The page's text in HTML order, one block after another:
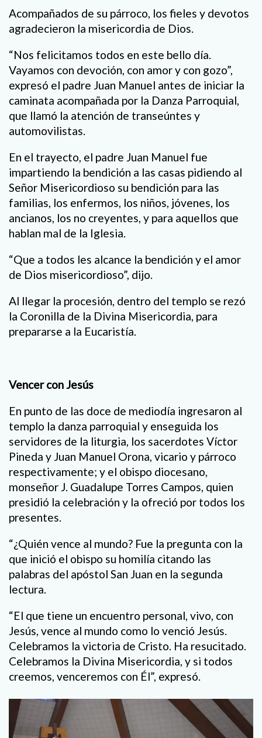
Acompañados de su párroco, los fieles y devotos
agradecieron la misericordia de Dios.
“Nos felicitamos todos en este bello día.
Vayamos con devoción, con amor y con gozo”,
expresó el padre Juan Manuel antes de iniciar la
caminata acompañada por la Danza Parroquial,
que llamó la atención de transeúntes y
automovilistas.
En el trayecto, el padre Juan Manuel fue
impartiendo la bendición a las casas pidiendo al
Señor Misericordioso su bendición para las
familias, los enfermos, los niños, jóvenes, los
ancianos, los no creyentes, y para aquellos que
hablan mal de la Iglesia.
“Que a todos les alcance la bendición y el amor
de Dios misericordioso”, dijo.
Al llegar la procesión, dentro del templo se rezó
la Coronilla de la Divina Misericordia, para
prepararse a la Eucaristía.
Vencer con Jesús
En punto de las doce de mediodía ingresaron al
templo la danza parroquial y enseguida los
servidores de la liturgia, los sacerdotes Víctor
Pineda y Juan Manuel Orona, vicario y párroco
respectivamente; y el obispo diocesano,
monseñor J. Guadalupe Torres Campos, quien
presidió la celebración y la ofreció por todos los
presentes.
“¿Quién vence al mundo? Fue la pregunta con la
que inició el obispo su homilía citando las
palabras del apóstol San Juan en la segunda
lectura.
“El que tiene un encuentro personal, vivo, con
Jesús, vence al mundo como lo venció Jesús.
Celebramos la victoria de Cristo. Ha resucitado.
Celebramos la Divina Misericordia, y si todos
creemos, venceremos con Él”, expresó.